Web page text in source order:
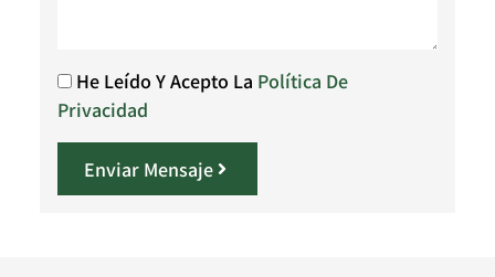
He Leído Y Acepto La Política De
Privacidad
Enviar Mensaje